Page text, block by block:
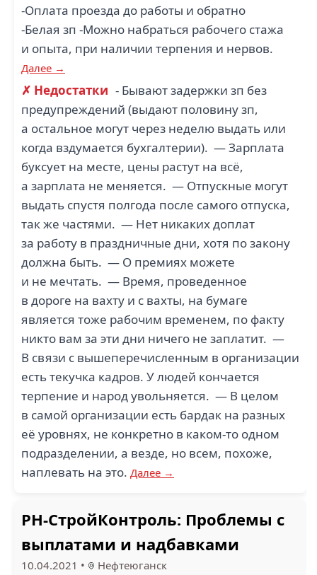
-Оплата проезда до работы и обратно
-Белая зп -Можно набраться рабочего стажа
и опыта, при наличии терпения и нервов.
Далее →
✗ Недостатки - Бывают задержки зп без
предупреждений (выдают половину зп,
а остальное могут через неделю выдать или
когда вздумается бухгалтерии). — Зарплата
буксует на месте, цены растут на всё,
а зарплата не меняется. — Отпускные могут
выдать спустя полгода после самого отпуска,
так же частями. — Нет никаких доплат
за работу в праздничные дни, хотя по закону
должна быть. — О премиях можете
и не мечтать. — Время, проведенное
в дороге на вахту и с вахты, на бумаге
является тоже рабочим временем, по факту
никто вам за эти дни ничего не заплатит. —
В связи с вышеперечисленным в организации
есть текучка кадров. У людей кончается
терпение и народ увольняется. — В целом
в самой организации есть бардак на разных
её уровнях, не конкретно в каком-то одном
подразделении, а везде, но всем, похоже,
наплевать на это. Далее →
РН-СтройКонтроль: Проблемы с
выплатами и надбавками
10.04.2021 • Нефтеюганск